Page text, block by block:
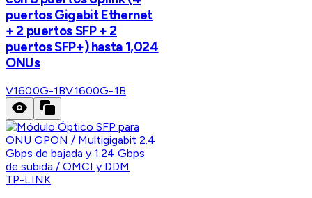
puertos Gigabit Ethernet
+ 2 puertos SFP + 2
puertos SFP+) hasta 1,024
ONUs
V1600G-1BV1600G-1B
TP-LINK